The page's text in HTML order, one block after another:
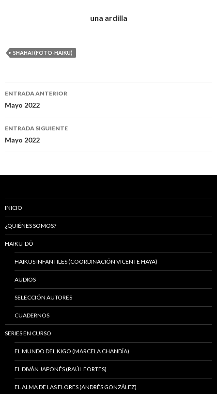
una ardilla
SHAHAI (FOTO-HAIKU)
Navegación
de
entradas
ENTRADA ANTERIOR
Mayo 2022
ENTRADA SIGUIENTE
Mayo 2022
INICIO
¿QUIÉNES SOMOS?
HAIKU-DÔ
HAIKUS INFANTILES (COORDINACIÓN VICENTE HAYA)
AUDIOS
SELECCIÓN AUTORES
CUADERNOS
SERIES EN CURSO
EL MUNDO DEL KIGO (MARCELA CHANDÍA)
EL DIVÁN JAPONÉS (RAÚL FORTES)
EL ALMA DE LAS FLORES (ANDRÉS GONZÁLEZ)